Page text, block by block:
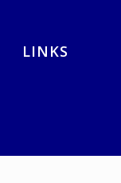
LINKS